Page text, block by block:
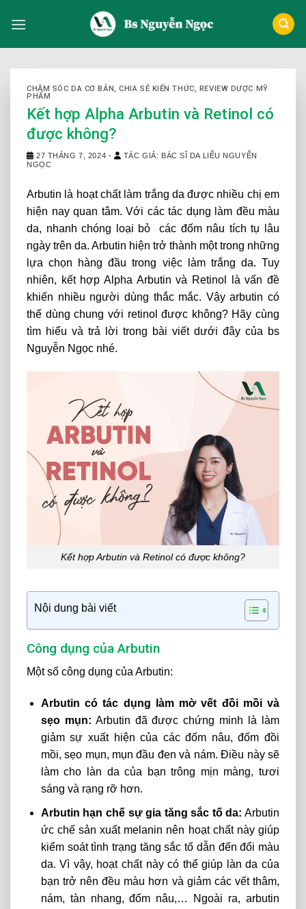
CHĂM SÓC DA CƠ BẢN,CHIA SẺ KIẾN THỨC, REVIEW DƯỢC MỸ
PHẨM
Kết hợp Alpha Arbutin và Retinol có
được không?
27 THÁNG 7, 2024 -
TÁC GIẢ: BÁC SĨ DA LIỄU NGUYỄN
NGỌC
Arbutin là hoạt chất làm trắng da được nhiều chị em
hiện nay quan tâm. Với các tác dụng làm đều màu
da, nhanh chóng loại bỏ các đốm nâu tích tụ lâu
ngày trên da. Arbutin hiện trở thành một trong những
lựa chọn hàng đầu trong việc làm trắng da. Tuy
nhiên, kết hợp Alpha Arbutin và Retinol là vấn đề
khiến nhiều người dùng thắc mắc. Vậy arbutin có
thể dùng chung với retinol được không? Hãy cùng
tìm hiểu và trả lời trong bài viết dưới đây của bs
Nguyễn Ngọc nhé.
Kết hợp Arbutin và Retinol có được không?
Nội dung bài viết
Công dụng của Arbutin
Một số công dụng của Arbutin:
Arbutin có tác dụng làm mờ vết đồi mồi và
sẹo mụn: Arbutin đã được chứng minh là làm
giảm sự xuất hiện của các đốm nâu, đốm đồi
mồi, sẹo mụn, mụn đầu đen và nám. Điều này sẽ
làm cho làn da của bạn trông mịn màng, tươi
sáng và rạng rỡ hơn.
Arbutin hạn chế sự gia tăng sắc tố da: Arbutin
ức chế sản xuất melanin nên hoạt chất này giúp
kiểm soát tình trạng tăng sắc tố dẫn đến đổi màu
da. Vì vậy, hoạt chất này có thể giúp làn da của
bạn trở nên đều màu hơn và giảm các vết thâm,
nám, tàn nhang, đốm nâu,… Ngoài ra, arbutin